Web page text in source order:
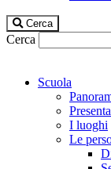
Cerca
Cerca
Scuola
I luoghi
Le